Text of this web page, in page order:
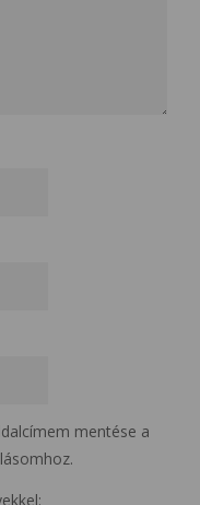
mentése a